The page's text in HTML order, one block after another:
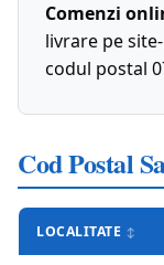
Comenzi
livrare pe
codul postal
Cod Postal
LOCALITATE